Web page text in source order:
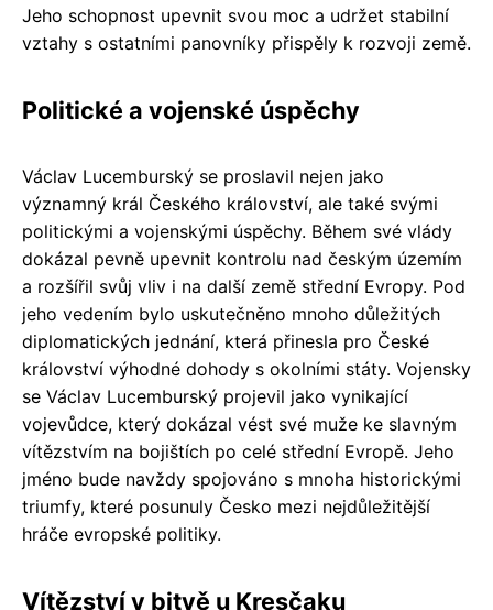
Jeho schopnost upevnit svou moc a udržet stabilní
vztahy s ostatními panovníky přispěly k rozvoji země.
Politické a vojenské úspěchy
Václav Lucemburský se proslavil nejen jako
významný král Českého království, ale také svými
politickými a vojenskými úspěchy. Během své vlády
dokázal pevně upevnit kontrolu nad českým územím
a rozšířil svůj vliv i na další země střední Evropy. Pod
jeho vedením bylo uskutečněno mnoho důležitých
diplomatických jednání, která přinesla pro České
království výhodné dohody s okolními státy. Vojensky
se Václav Lucemburský projevil jako vynikající
vojevůdce, který dokázal vést své muže ke slavným
vítězstvím na bojištích po celé střední Evropě. Jeho
jméno bude navždy spojováno s mnoha historickými
triumfy, které posunuly Česko mezi nejdůležitější
hráče evropské politiky.
Vítězství v bitvě u Kresčaku